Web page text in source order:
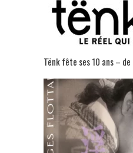
Tënk fête ses 10 ans –